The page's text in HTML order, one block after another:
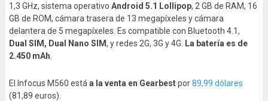
1,3 GHz, sistema operativo Android 5.1 Lollipop, 2 GB de RAM, 16
GB de ROM, cámara trasera de 13 megapíxeles y cámara
delantera de 5 megapíxeles. Es compatible con Bluetooth 4.1,
Dual SIM, Dual Nano SIM, y redes 2G, 3G y 4G. La batería es de
2.450 mAh
El Infocus M560 está a la venta en Gearbestpor89,99 dólares
(81,89 euros).